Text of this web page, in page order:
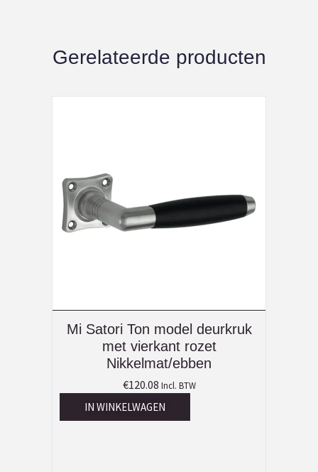
Gerelateerde producten
Mi Satori Ton model deurkruk
met vierkant rozet
Nikkelmat/ebben
€120.08 Incl. BTW
IN WINKELWAGEN